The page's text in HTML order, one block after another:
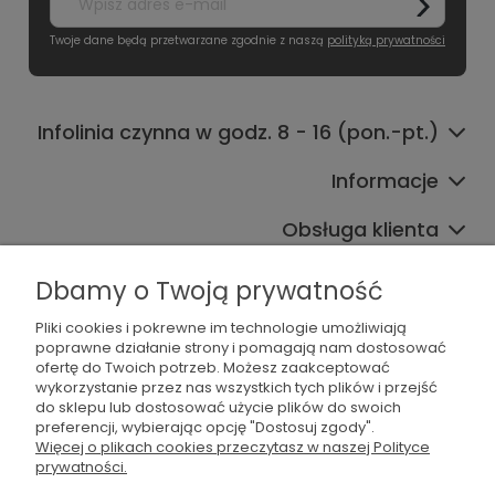
Twoje dane będą przetwarzane zgodnie z naszą polityką prywatności
Infolinia czynna w godz. 8 - 16 (pon.-pt.)
Informacje
Obsługa klienta
Współpraca
536 042 061
Dbamy o Twoją prywatność
Pliki cookies i pokrewne im technologie umożliwiają
poprawne działanie strony i pomagają nam dostosować
ofertę do Twoich potrzeb. Możesz zaakceptować
wykorzystanie przez nas wszystkich tych plików i przejść
do sklepu lub dostosować użycie plików do swoich
preferencji, wybierając opcję "Dostosuj zgody".
Więcej o plikach cookies przeczytasz w naszej Polityce
prywatności.